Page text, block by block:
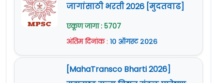
नोकरी ठिकाण : पुणे (महाराष्ट्र)
E-Mail ID
hr@indrayanibank.com/agm@indrayanibank.com
जाहिरात (Notification) : येथे क्लिक करा
जागांसाठी भरती 2026 [मुदतवाढ]
एकूण जागा : 5707
अंतिम दिनांक: १० ऑगस्ट २०२६
[MahaTransco Bharti 2026]